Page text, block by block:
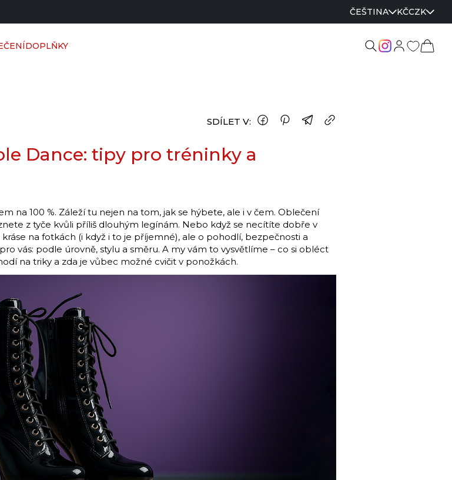
ČEŠTINA KČCZK
DOPLŇKY
SDÍLET V:
Dance: tipy pro tréninky a
na 100 %. Záleží tu nejen na tom, jak se hýbete, ale i v čem. Oblečení
z tyče kvůli příliš dlouhým legínám. Nebo když se necítíte dobře v
na fotkách (i když i to je příjemné), ale o pohodlí, bezpečnosti a
vás: podle úrovně, stylu a směru. A my vám to vysvětlíme – co si obléct
na triky a zda je vůbec možné cvičit v ponožkách.